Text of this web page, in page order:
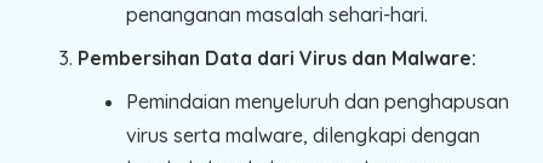
penanganan masalah sehari-hari.
Pembersihan Data dari Virus dan Malware:
Pemindaian menyeluruh dan penghapusan
virus serta malware, dilengkapi dengan